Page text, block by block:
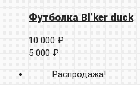
Футболка Bl’ker duck
10 000 ₽
5 000 ₽
Распродажа!